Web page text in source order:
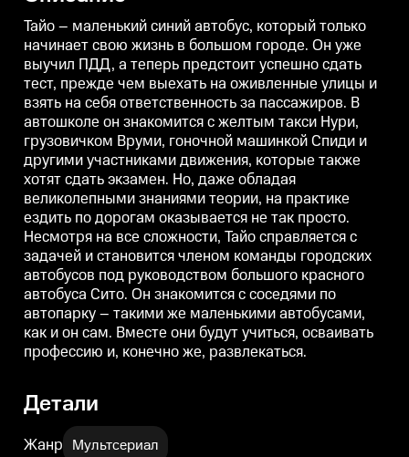
знакомится с желтым такси
Нури, грузовичком Вруми,
гоночной машинкой Спиди и
другими участниками
движения, которые также хотят
сдать экзамен. Но, даже
обладая великолепными
знаниями теории, на практике
ездить по дорогам оказывается
не так просто. Несмотря на все
сложности, Тайо справляется с
задачей и становится членом
команды городских автобусов
под руководством большого
красного автобуса Сито. Он
знакомится с соседями по
автопарку – такими же
маленькими автобусами, как и
он сам. Вместе они будут
учиться, осваивать профессию
и, конечно же, развлекаться.
Нури, грузовичком Вруми,
гоночной машинкой Спиди и
другими участниками
движения, которые также хотят
сдать экзамен. Но, даже
обладая великолепными
знаниями теории, на практике
ездить по дорогам оказывается
не так просто. Несмотря на все
сложности, Тайо справляется с
задачей и становится членом
команды городских автобусов
под руководством большого
красного автобуса Сито. Он
знакомится с соседями по
автопарку – такими же
маленькими автобусами, как и
он сам. Вместе они будут
учиться, осваивать профессию
и, конечно же, развлекаться.
Тайо – маленький синий автобус, который только
начинает свою жизнь в большом городе. Он уже
выучил ПДД, а теперь предстоит успешно сдать
тест, прежде чем выехать на оживленные улицы и
взять на себя ответственность за пассажиров. В
автошколе он знакомится с желтым такси Нури,
грузовичком Вруми, гоночной машинкой Спиди и
другими участниками движения, которые также
хотят сдать экзамен. Но, даже обладая
великолепными знаниями теории, на практике
ездить по дорогам оказывается не так просто.
Несмотря на все сложности, Тайо справляется с
задачей и становится членом команды городских
автобусов под руководством большого красного
автобуса Сито. Он знакомится с соседями по
автопарку – такими же маленькими автобусами,
как и он сам. Вместе они будут учиться, осваивать
профессию и, конечно же, развлекаться.
Детали
Жанр Мультсериал